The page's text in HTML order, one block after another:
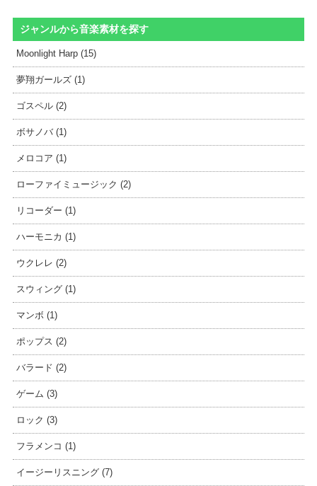
ジャンルから音楽素材を探す
Moonlight Harp (15)
夢翔ガールズ (1)
ゴスペル (2)
ボサノバ (1)
メロコア (1)
ローファイミュージック (2)
リコーダー (1)
ハーモニカ (1)
ウクレレ (2)
スウィング (1)
マンボ (1)
ポップス (2)
バラード (2)
ゲーム (3)
ロック (3)
フラメンコ (1)
イージーリスニング (7)